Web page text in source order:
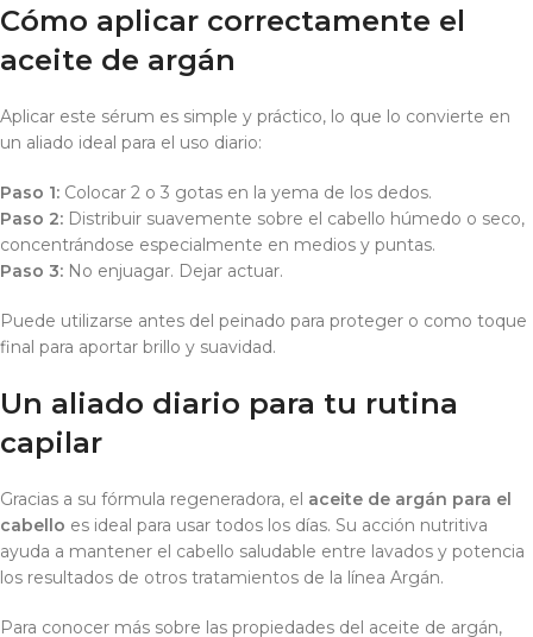
Cómo aplicar correctamente el
aceite de argán
Aplicar este sérum es simple y práctico, lo que lo convierte en
un aliado ideal para el uso diario:
Paso 1: Colocar 2 o 3 gotas en la yema de los dedos.
Paso 2: Distribuir suavemente sobre el cabello húmedo o seco,
concentrándose especialmente en medios y puntas.
Paso 3: No enjuagar. Dejar actuar.
Puede utilizarse antes del peinado para proteger o como toque
final para aportar brillo y suavidad.
Un aliado diario para tu rutina
capilar
Gracias a su fórmula regeneradora, el aceite de argán para el
cabello es ideal para usar todos los días. Su acción nutritiva
ayuda a mantener el cabello saludable entre lavados y potencia
los resultados de otros tratamientos de la línea Argán.
Para conocer más sobre las propiedades del aceite de argán,